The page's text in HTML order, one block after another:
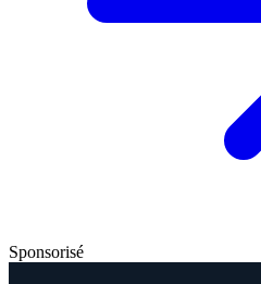
Sponsorisé